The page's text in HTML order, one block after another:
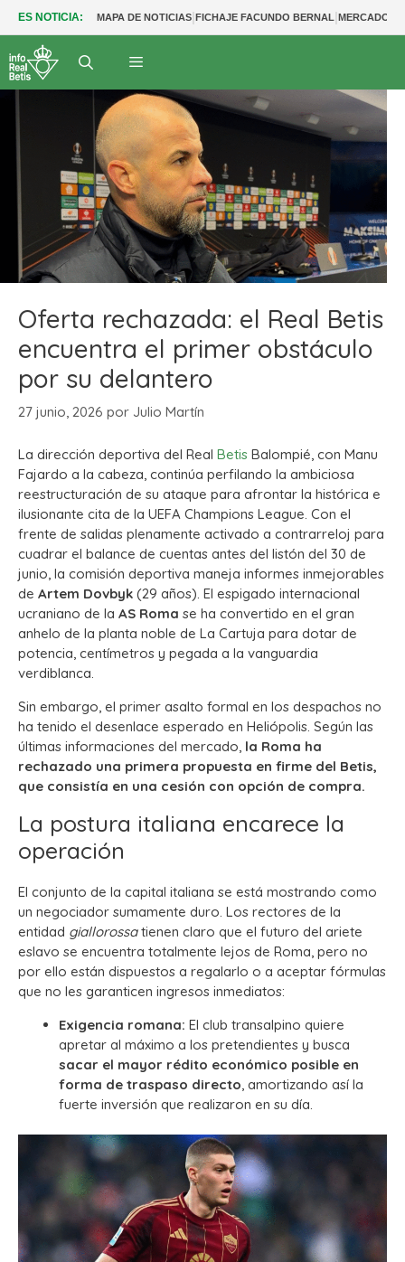
ES NOTICIA: MAPA DE NOTICIAS|FICHAJE FACUNDO BERNAL|MERCADO
Oferta rechazada: el Real Betis
encuentra el primer obstáculo
por su delantero
27 junio, 2026 por Julio Martín
La dirección deportiva del Real Betis Balompié, con Manu
Fajardo a la cabeza, continúa perfilando la ambiciosa
reestructuración de su ataque para afrontar la histórica e
ilusionante cita de la UEFA Champions League. Con el
frente de salidas plenamente activado a contrarreloj para
cuadrar el balance de cuentas antes del listón del 30 de
junio, la comisión deportiva maneja informes inmejorables
de Artem Dovbyk (29 años). El espigado internacional
ucraniano de la AS Roma se ha convertido en el gran
anhelo de la planta noble de La Cartuja para dotar de
potencia, centímetros y pegada a la vanguardia
verdiblanca.
Sin embargo, el primer asalto formal en los despachos no
ha tenido el desenlace esperado en Heliópolis. Según las
últimas informaciones del mercado, la Roma ha
rechazado una primera propuesta en firme del Betis,
que consistía en una cesión con opción de compra.
La postura italiana encarece la
operación
El conjunto de la capital italiana se está mostrando como
un negociador sumamente duro. Los rectores de la
entidad giallorossatienen claro que el futuro del ariete
eslavo se encuentra totalmente lejos de Roma, pero no
por ello están dispuestos a regalarlo o a aceptar fórmulas
que no les garanticen ingresos inmediatos:
Exigencia romana: El club transalpino quiere
apretar al máximo a los pretendientes y busca
sacar el mayor rédito económico posible en
forma de traspaso directo , amortizando así la
fuerte inversión que realizaron en su día.